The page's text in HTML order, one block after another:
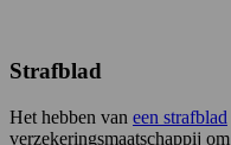
Strafblad
Het hebben van een strafblad
verzekeringsmaatschappij